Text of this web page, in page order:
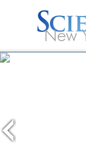
New
Acerca de
Nosotros